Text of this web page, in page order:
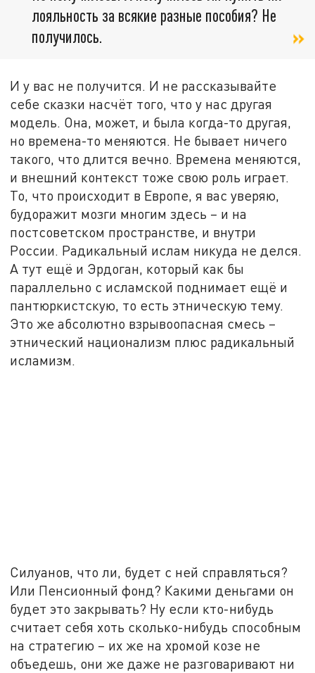
лояльность за всякие разные пособия? Не
получилось.
И у вас не получится. И не рассказывайте
себе сказки насчёт того, что у нас другая
модель. Она, может, и была когда-то другая,
но времена-то меняются. Не бывает ничего
такого, что длится вечно. Времена меняются,
и внешний контекст тоже свою роль играет.
То, что происходит в Европе, я вас уверяю,
будоражит мозги многим здесь – и на
постсоветском пространстве, и внутри
России. Радикальный ислам никуда не делся.
А тут ещё и Эрдоган, который как бы
параллельно с исламской поднимает ещё и
пантюркистскую, то есть этническую тему.
Это же абсолютно взрывоопасная смесь –
этнический национализм плюс радикальный
исламизм.
Силуанов, что ли, будет с ней справляться?
Или Пенсионный фонд? Какими деньгами он
будет это закрывать? Ну если кто-нибудь
считает себя хоть сколько-нибудь способным
на стратегию – их же на хромой козе не
объедешь, они же даже не разговаривают ни